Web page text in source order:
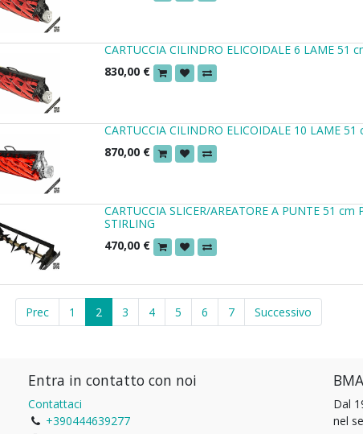
CARTUCCIA CILINDRO ELICOIDALE 6 LAME 51
830,00 €
CARTUCCIA CILINDRO ELICOIDALE 10 LAME 51
870,00 €
CARTUCCIA SLICER/AREATORE A PUNTE 51 cm
STIRLING
470,00 €
Prec 1 2 3 4 5 6 7 Successivo
Entra in contatto con noi
Contattaci
+390444639277
Dal
nel